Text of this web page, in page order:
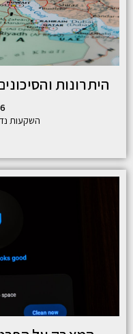
היתרונות
השקעות נדל״ן